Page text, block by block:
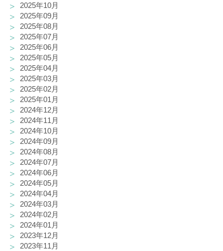
2025年10月
2025年09月
2025年08月
2025年07月
2025年06月
2025年05月
2025年04月
2025年03月
2025年02月
2025年01月
2024年12月
2024年11月
2024年10月
2024年09月
2024年08月
2024年07月
2024年06月
2024年05月
2024年04月
2024年03月
2024年02月
2024年01月
2023年12月
2023年11月